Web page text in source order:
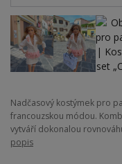
Nadčasový kostýmek pro
francouzskou módou.
vytváří dokonalou
popis